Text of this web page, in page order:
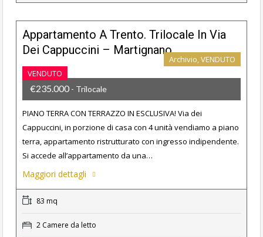
Appartamento A Trento. Trilocale In Via
Dei Cappuccini – Martignano
VENDUTO
Archivio, VENDUTO
€235.000 - Trilocale
PIANO TERRA CON TERRAZZO IN ESCLUSIVA! Via dei
Cappuccini, in porzione di casa con 4 unità vendiamo a piano
terra, appartamento ristrutturato con ingresso indipendente.
Si accede all’appartamento da una…
Maggiori dettagli
83 mq
2 Camere da letto